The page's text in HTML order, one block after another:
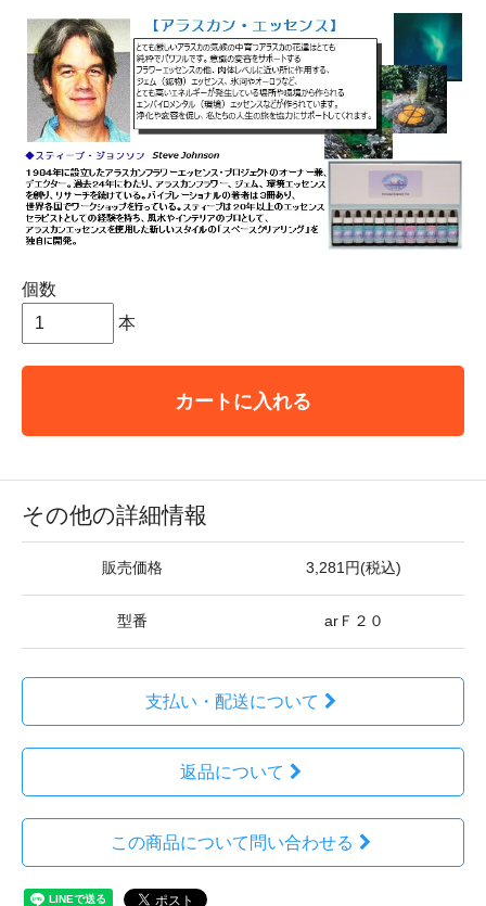
個数
本
カートに入れる
その他の詳細情報
販売価格 3,281円(税込)
型番 arＦ２０
支払い・配送について
返品について
この商品について問い合わせる